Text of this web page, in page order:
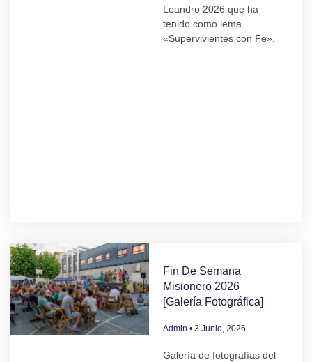
Leandro 2026 que ha
tenido como lema
«Supervivientes con Fe».
Fin De Semana
Misionero 2026
[Galería Fotográfica]
Admin 3 Junio, 2026
Galería de fotografías del